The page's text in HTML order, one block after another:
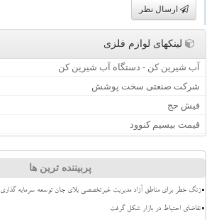
ارسال نظر
لینکهای لوازم فلزی
آب شیرین کن - دستگاه آب شیرین کن
شرکت صنعتی سخت پوشش
فیش حج
قیمت بیسیم کنوود
پربیننده ترین ها
زنگ خطر برای مناطق آزاد مدیریت غیرتخصصی بلای جان توسعه سرمایه گذاری
تقاضای احتیاط در بازار شکل گرفت